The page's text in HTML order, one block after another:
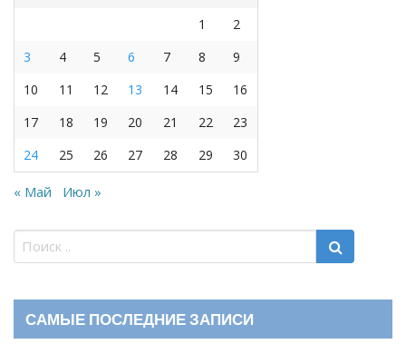
1
2
3
4 5 6 7 8
9
10
11 12 13 14 15
16
17
18 19 20 21 22
23
24
25 26 27 28 29 30
« Май Июл »
САМЫЕ ПОСЛЕДНИЕ ЗАПИСИ